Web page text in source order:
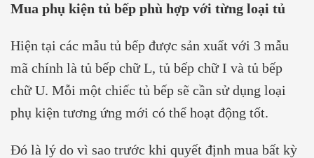
Mua phụ kiện tủ bếp phù hợp với từng loại tủ
Hiện tại các mẫu tủ bếp được sản xuất với 3 mẫu
mã chính là tủ bếp chữ L, tủ bếp chữ I và tủ bếp
chữ U. Mỗi một chiếc tủ bếp sẽ cần sử dụng loại
phụ kiện tương ứng mới có thể hoạt động tốt.
Đó là lý do vì sao trước khi quyết định mua bất kỳ